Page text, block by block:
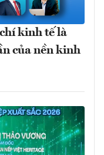
kinh tế là
của nền kinh